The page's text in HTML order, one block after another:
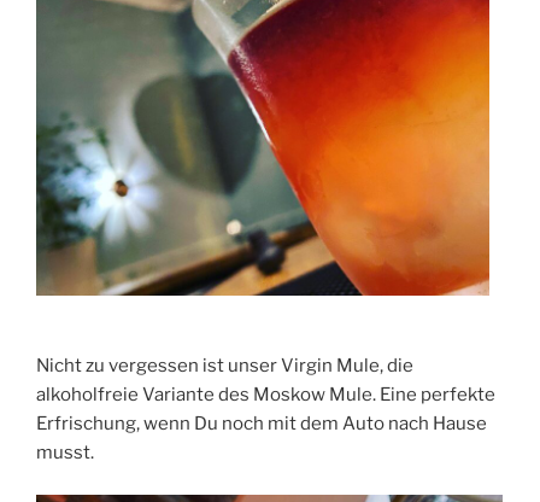
Nicht zu vergessen ist unser Virgin Mule, die
alkoholfreie Variante des Moskow Mule. Eine perfekte
Erfrischung, wenn Du noch mit dem Auto nach Hause
musst.